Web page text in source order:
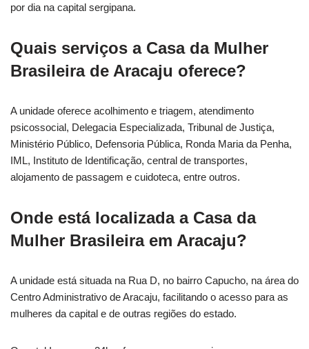
por dia na capital sergipana.
Quais serviços a Casa da Mulher
Brasileira de Aracaju oferece?
A unidade oferece acolhimento e triagem, atendimento
psicossocial, Delegacia Especializada, Tribunal de Justiça,
Ministério Público, Defensoria Pública, Ronda Maria da Penha,
IML, Instituto de Identificação, central de transportes,
alojamento de passagem e cuidoteca, entre outros.
Onde está localizada a Casa da
Mulher Brasileira em Aracaju?
A unidade está situada na Rua D, no bairro Capucho, na área do
Centro Administrativo de Aracaju, facilitando o acesso para as
mulheres da capital e de outras regiões do estado.